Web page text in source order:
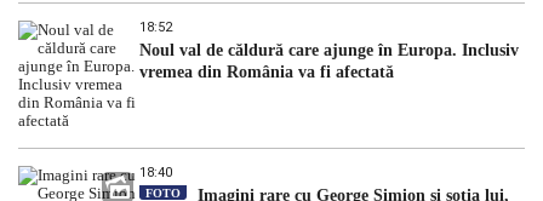
18:52
Noul val de căldură care ajunge în Europa. Inclusiv
vremea din România va fi afectată
18:40
FOTO
Imagini rare cu George Simion și soția lui,